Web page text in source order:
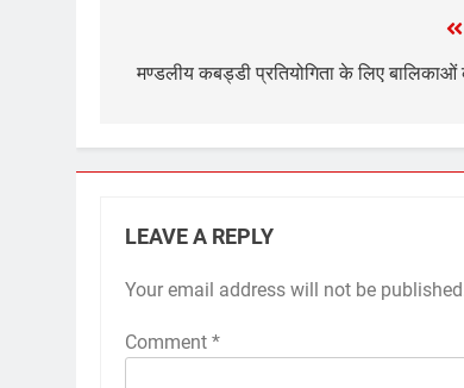
navigation
मण्डलीय कबड्डी प्रतियोगिता के लिए
LEAVE A REPLY
Your email address will not be
Comment *